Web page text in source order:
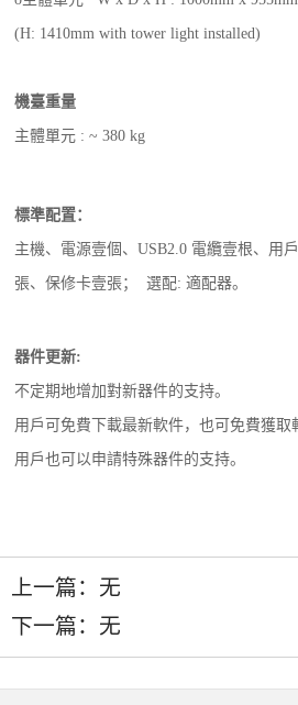
(H: 1410mm with tower light installed)
機臺重量
主體單元 : ~ 380 kg
標準配置：
主機、電源壹個、USB2.0 電纜壹根、用
張、保修卡壹張； 選配: 適配器。
器件更新:
不定期地增加對新器件的支持。
用戶可免費下載最新軟件，也可免費獲取
用戶也可以申請特殊器件的支持。
上一篇：无
下一篇：无